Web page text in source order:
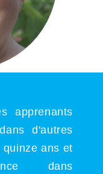
apprenants
d'autres
ans et
dans